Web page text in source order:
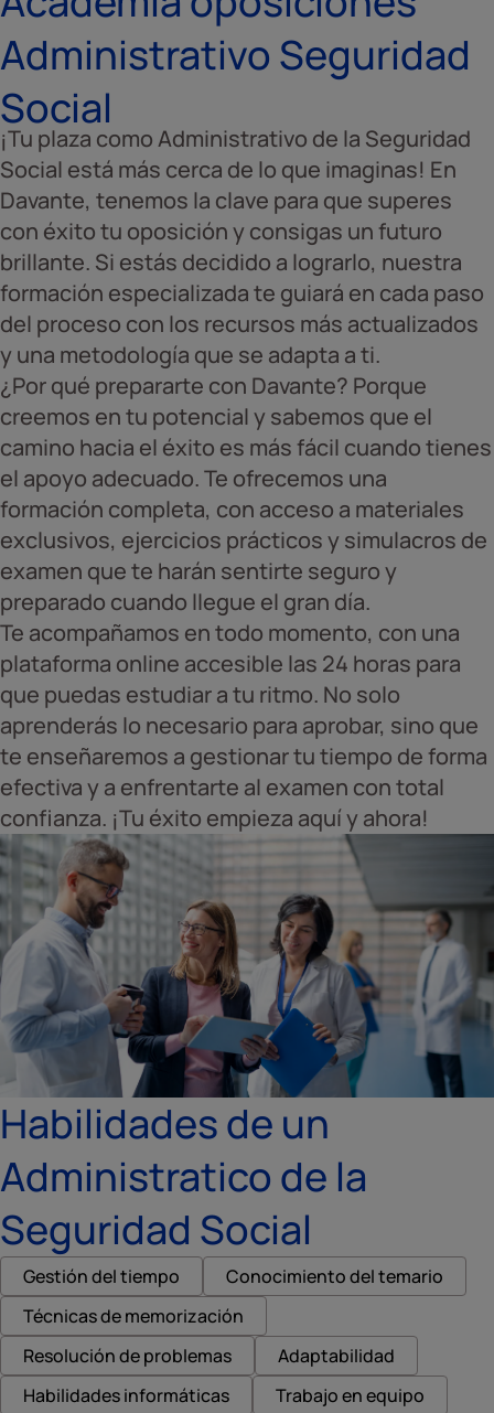
Administrativo Seguridad
Social
¡Tu plaza como Administrativo de la Seguridad
Social está más cerca de lo que imaginas! En
Davante, tenemos la clave para que superes
con éxito tu oposición y consigas un futuro
brillante. Si estás decidido a lograrlo, nuestra
formación especializada te guiará en cada paso
del proceso con los recursos más actualizados
y una metodología que se adapta a ti.
¿Por qué prepararte con Davante? Porque
creemos en tu potencial y sabemos que el
camino hacia el éxito es más fácil cuando tienes
el apoyo adecuado. Te ofrecemos una
formación completa, con acceso a materiales
exclusivos, ejercicios prácticos y simulacros de
examen que te harán sentirte seguro y
preparado cuando llegue el gran día.
Te acompañamos en todo momento, con una
plataforma online accesible las 24 horas para
que puedas estudiar a tu ritmo. No solo
aprenderás lo necesario para aprobar, sino que
te enseñaremos a gestionar tu tiempo de forma
efectiva y a enfrentarte al examen con total
confianza. ¡Tu éxito empieza aquí y ahora!
Habilidades de un
Administratico de la
Seguridad Social
Gestión del tiempo
Conocimiento del temario
Técnicas de memorización
Resolución de problemas
Adaptabilidad
Habilidades informáticas
Trabajo en equipo